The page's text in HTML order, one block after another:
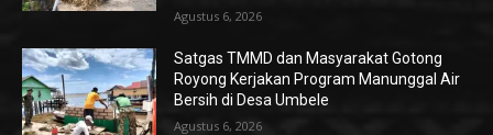
Agustus 6, 2026
Satgas TMMD dan Masyarakat Gotong
Royong Kerjakan Program Manunggal Air
Bersih di Desa Umbele
Agustus 6, 2026